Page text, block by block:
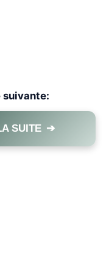
suivante:
SUITE ➔